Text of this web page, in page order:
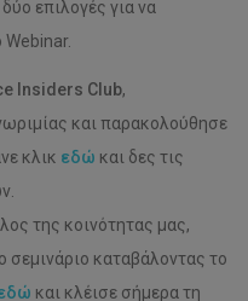
επιλογές για να
Insiders Club,
και παρακολούθησε
κλικ εδώ και δες τις
της κοινότητας μας,
σεμινάριο καταβάλοντας το
και κλέισε σήμερα τη